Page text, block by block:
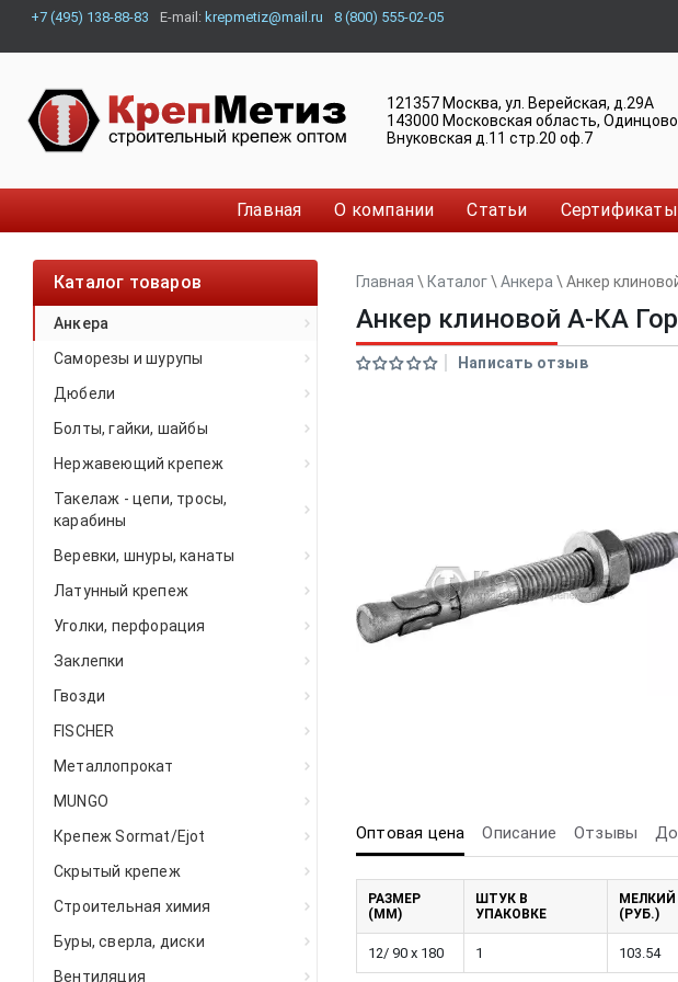
+7 (495) 138-88-83 E-mail: krepmetiz@mail.ru 8 (800) 555-02-05
121357 Москва, ул. Верейская, д.29А
143000 Московская область, Одинцово
Внуковская д.11 стр.20 оф.7
Главная О компании Статьи Сертификаты
Каталог товаров
Анкера
Саморезы и шурупы
Дюбели
Болты, гайки, шайбы
Нержавеющий крепеж
Такелаж - цепи, тросы,
карабины
Веревки, шнуры, канаты
Латунный крепеж
Уголки, перфорация
Заклепки
Гвозди
FISCHER
Металлопрокат
MUNGO
Крепеж Sormat/Ejot
Скрытый крепеж
Строительная химия
Буры, сверла, диски
Вентиляция
Главная \ Каталог\ Анкера \ Анкер
Анкер клиновой А-КА
Написать отзыв
Оптовая цена Описание Отзывы
РАЗМЕР
(ММ)
ШТУК В
УПАКОВКЕ
(РУБ.)
12/ 90 x 180 1 103.54